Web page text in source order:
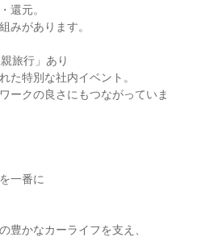
還元。
みがあります。
旅行」あり
た特別な社内イベント。
ークの良さにもつながっていま
一番に
豊かなカーライフを支え、